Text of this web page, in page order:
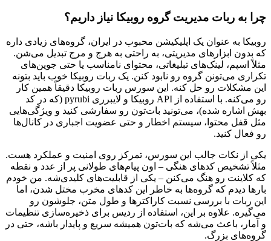
چرا به ربات مدیریت گروه روبیکا نیاز داریم؟
روبیکا به عنوان یک اپلیکیشن محبوب در ایران، گروه‌های زیادی داره
که بدون ابزارهای مدیریتی، به راحتی به هرج و مرج تبدیل می‌شن.
مثلاً اسپم، لینک‌های تبلیغاتی، محتوای نامناسب یا حتی جوین‌های
تکراری می‌تونن گروه رو نابود کنن. یک ربات روبیکا خوب باید بتونه
این مشکلات رو حل کنه. این سورس ربات روبیکا دقیقاً همین کار
رو می‌کنه. با استفاده از API روبیکا و لایبرری pyrubi (که در کد
بهش اشاره شده)، می‌تونید بات‌تون رو سفارشی کنید و ویژگی‌هایی
مثل قفل محتوا، سیستم اخطار و حتی عضویت اجباری در کانال‌ها
رو فعال کنید.
یکی از نکات جالب این سورس، تمرکز روی امنیت و عملکرد هست.
مثلاً تشخیص کدهای هنگی – اون پیام‌های طولانی پر از عدد و نقطه
که کلاینت رو هنگ می‌کنن – یکی از قابلیت‌های کلیدی‌شه. من خودم
بارها دیدم که گروه‌ها به خاطر این کدهای مخرب مختل شدن، اما
این ربات با بررسی نسبت کاراکترها و طول متن، جلوشون رو
می‌گیره. علاوه بر این، استفاده از ردیس برای ذخیره‌سازی تنظیمات
و آمار، باعث می‌شه که بات‌تون همیشه سریع و پایدار باشه، حتی در
گروه‌های بزرگ.